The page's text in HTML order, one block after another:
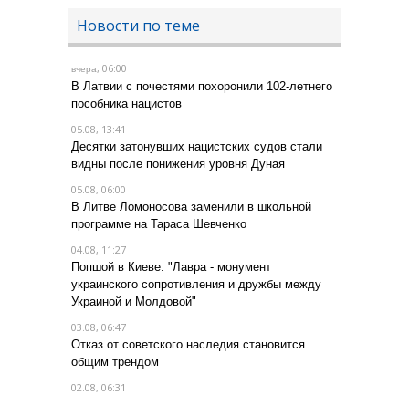
Новости по теме
вчера, 06:00
В Латвии с почестями похоронили 102-летнего
пособника нацистов
05.08, 13:41
Десятки затонувших нацистских судов стали
видны после понижения уровня Дуная
05.08, 06:00
В Литве Ломоносова заменили в школьной
программе на Тараса Шевченко
04.08, 11:27
Попшой в Киеве: "Лавра - монумент
украинского сопротивления и дружбы между
Украиной и Молдовой"
03.08, 06:47
Отказ от советского наследия становится
общим трендом
02.08, 06:31